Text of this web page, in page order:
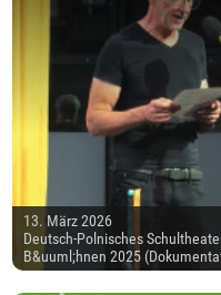
13. März 2026
Deutsch-Polnisches
B&uuml;hnen 2025